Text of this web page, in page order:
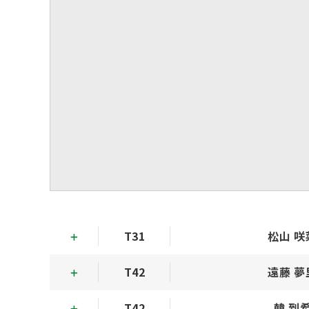
T31 松山 咲
T42 遠藤 夢